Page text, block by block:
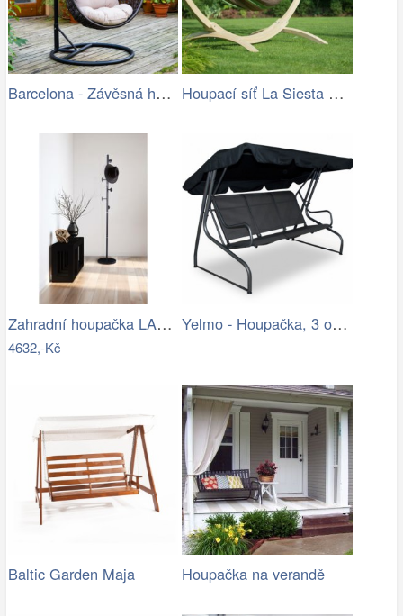
Barcelona - Závěsná houpačka (hnědá) Houpací síť La Siesta Flora Family …
Zahradní houpačka LAMIA Tempo Kondela
4632,-Kč
Yelmo - Houpačka, 3 osoby (grafit,…
Baltic Garden Maja Houpačka na verandě